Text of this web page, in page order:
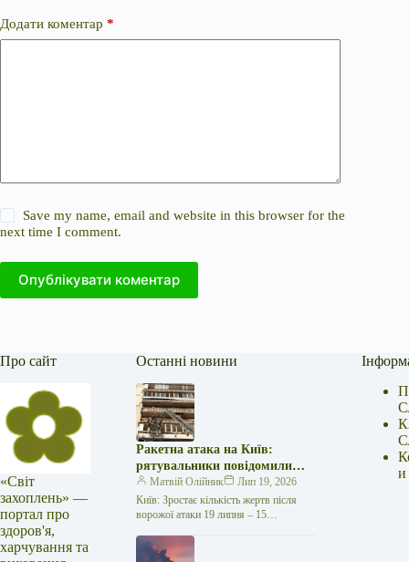
Додати коментар *
Save my name, email and website in this browser for the
next time I comment.
Опублікувати коментар
Про сайт
«Світ
захоплень» —
портал про
здоров'я,
харчування та
Останні новини
Ракетна атака на Київ:
рятувальники повідомили
про 15 поранених
Матвій Олійник
Лип 19, 2026
Київ: Зростає кількість жертв після
ворожої атаки 19 липня – 15
російської агресії, що сталася у
столиці…
и